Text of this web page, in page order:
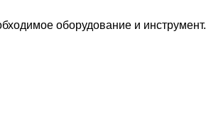
оборудование и инструмент.